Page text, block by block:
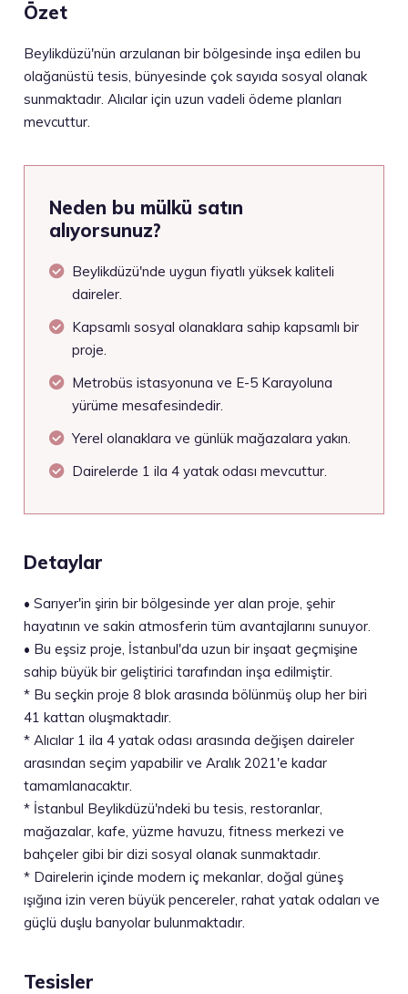
Özet
Beylikdüzü'nün arzulanan bir bölgesinde inşa edilen bu
olağanüstü tesis, bünyesinde çok sayıda sosyal olanak
sunmaktadır. Alıcılar için uzun vadeli ödeme planları
mevcuttur.
Neden bu mülkü satın
alıyorsunuz?
Beylikdüzü'nde uygun fiyatlı yüksek kaliteli
daireler.
Kapsamlı sosyal olanaklara sahip kapsamlı bir
proje.
Metrobüs istasyonuna ve E-5 Karayoluna
yürüme mesafesindedir.
Yerel olanaklara ve günlük mağazalara yakın.
Dairelerde 1 ila 4 yatak odası mevcuttur.
Detaylar
•Sarıyer'in şirin bir bölgesinde yer alan proje, şehir
hayatının ve sakin atmosferin tüm avantajlarını sunuyor.
• Bu eşsiz proje, İstanbul'da uzun bir inşaat geçmişine
sahip büyük bir geliştirici tarafından inşa edilmiştir.
* Bu seçkin proje 8 blok arasında bölünmüş olup her biri
41 kattan oluşmaktadır.
*Alıcılar 1 ila 4 yatak odası arasında değişen daireler
arasından seçim yapabilir ve Aralık 2021'e kadar
tamamlanacaktır.
* İstanbul Beylikdüzü'ndeki bu tesis, restoranlar,
mağazalar, kafe, yüzme havuzu, fitness merkezi ve
bahçeler gibi bir dizi sosyal olanak sunmaktadır.
* Dairelerin içinde modern iç mekanlar, doğal güneş
ışığına izin veren büyük pencereler, rahat yatak odaları ve
güçlü duşlu banyolar bulunmaktadır.
Tesisler